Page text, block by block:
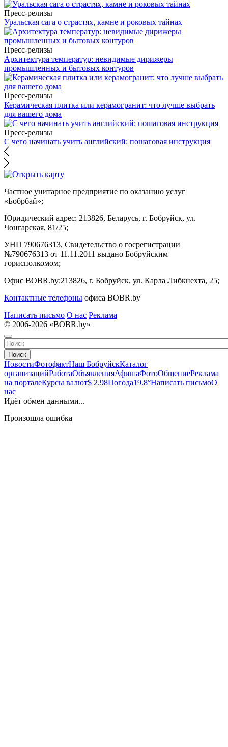
Пресс-релизы
Уральская сага о страстях, камне и роковых тайнах
Пресс-релизы
Архитектура температур: невидимые дирижеры
промышленных и бытовых контуров
Пресс-релизы
Керамическая плитка или керамогранит: что лучше выбрать
для вашего дома
Пресс-релизы
С чего начинать учить английский: пошаговая инструкция
Частное унитарное предприятие по оказанию услуг
«Бобрбай»;
Юридический адрес: 213826, Беларусь, г. Бобруйск, ул.
Чонгарская, 81/25;
УНП 790676313, Свидетельство о госрегистрации
№790676313 от 11.11.2011 выдано Бобруйским
горисполкомом;
Офис BOBR.by:213826, г. Бобруйск, ул. Карла Либкнехта, 25;
Контактные телефоны офиса BOBR.by
Написать письмо О нас Реклама
© 2006-2026 «BOBR.by»
Поиск
НовостиФотофактНаш БобруйскКаталог
организацийРаботаОбъявленияАфишаФотоОбщениеРеклама
на порталеКурсы валют$ 2.98Погода19.8°Написать письмоО
нас
Идёт обмен данными...
Произошла ошибка